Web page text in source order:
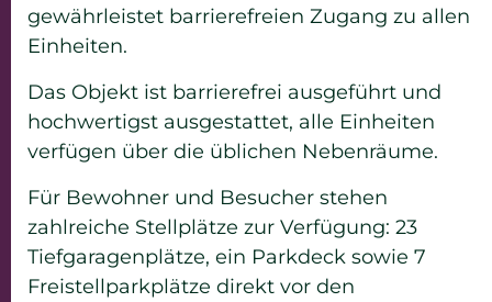
gewährleistet barrierefreien Zugang zu allen
Einheiten.
Das Objekt ist barrierefrei ausgeführt und
hochwertigst ausgestattet, alle Einheiten
verfügen über die üblichen Nebenräume.
Für Bewohner und Besucher stehen
zahlreiche Stellplätze zur Verfügung: 23
Tiefgaragenplätze, ein Parkdeck sowie 7
Freistellparkplätze direkt vor den